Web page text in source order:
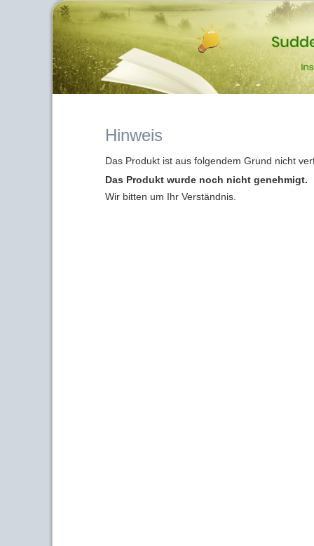
Hinweis
Das Produkt ist aus folgendem Grund nicht
Das Produkt wurde noch nicht genehmigt.
Wir bitten um Ihr Verständnis.